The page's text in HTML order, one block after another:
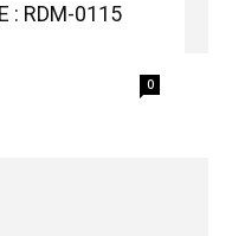
: RDM-0115
0